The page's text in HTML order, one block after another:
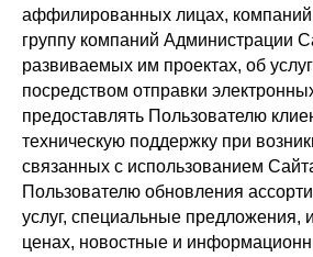
аффилированных лицах,
группу компаний Администрации
развиваемых им проектах, об
посредством отправки
предоставлять Пользователю
техническую поддержку при
связанных с использованием
Пользователю обновления
услуг, специальные предложения,
ценах, новостные и